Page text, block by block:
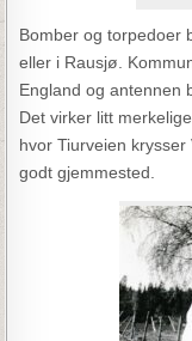
Bomber og torpedoer
eller i Rausjø.
England og antennen
Det virker litt
hvor Tiurveien
godt gjemmested.